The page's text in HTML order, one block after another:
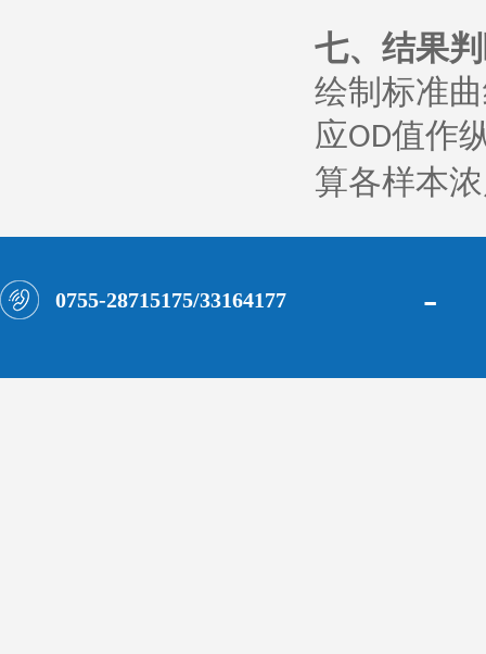
七、 结果
绘制标准
应OD值作
算各样本
0755-28715175/33164177 -